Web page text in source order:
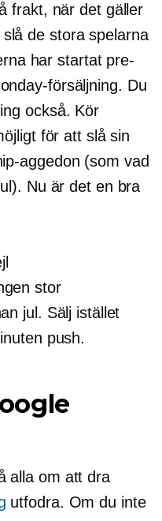
frakt, när det gäller
de stora spelarna
har startat pre-
försäljning. Du
också. Kör
för att slå sin
aggedon (som vad
Nu är det en bra
stor
jul. Sälj istället
push.
alla om att dra
utfodra. Om du inte